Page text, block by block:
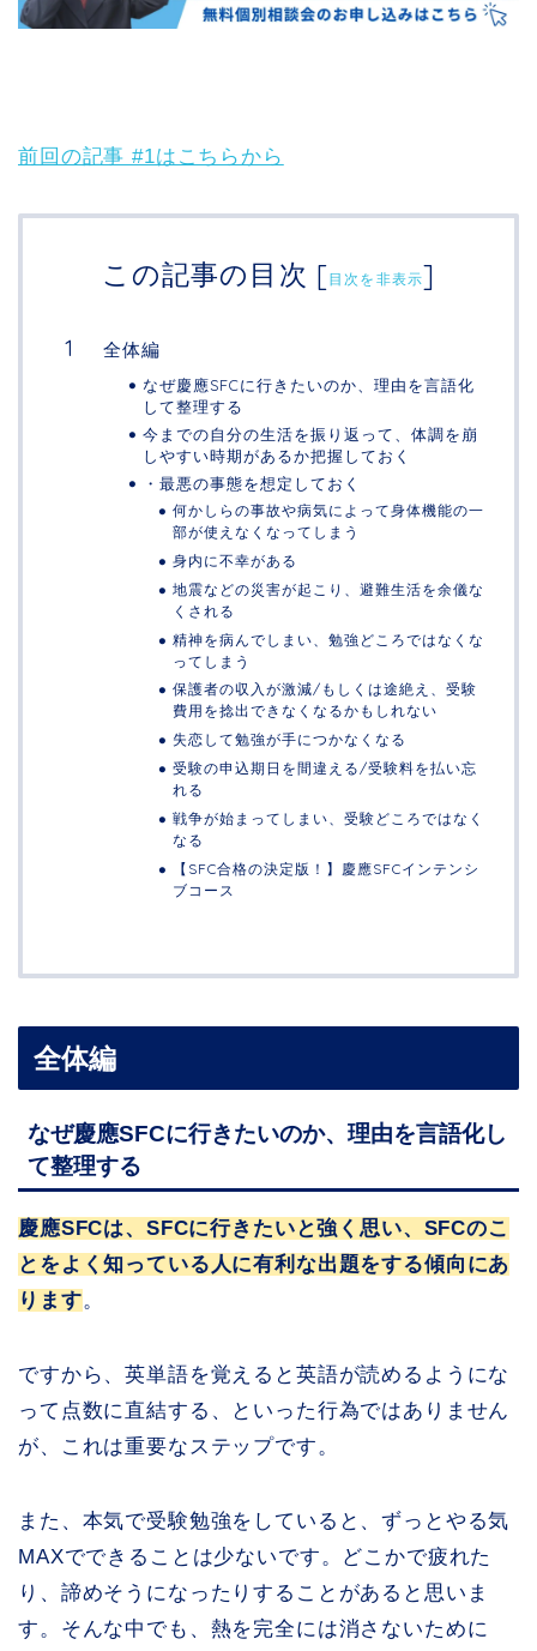
前回の記事 #1はこちらから
この記事の目次 [目次を非表示]
全体編
なぜ慶應SFCに行きたいのか、理由を言語化
して整理する
今までの自分の生活を振り返って、体調を崩
しやすい時期があるか把握しておく
・最悪の事態を想定しておく
何かしらの事故や病気によって身体機能の一
部が使えなくなってしまう
身内に不幸がある
地震などの災害が起こり、避難生活を余儀な
くされる
精神を病んでしまい、勉強どころではなくな
ってしまう
保護者の収入が激減/もしくは途絶え、受験
費用を捻出できなくなるかもしれない
失恋して勉強が手につかなくなる
受験の申込期日を間違える/受験料を払い忘
れる
戦争が始まってしまい、受験どころではなく
なる
【SFC合格の決定版！】慶應SFCインテンシ
ブコース
全体編
なぜ慶應SFCに行きたいのか、理由を言語化し
て整理する
慶應SFCは、SFCに行きたいと強く思い、SFCのこ
とをよく知っている人に有利な出題をする傾向にあ
ります。
ですから、英単語を覚えると英語が読めるようにな
って点数に直結する、といった行為ではありません
が、これは重要なステップです。
また、本気で受験勉強をしていると、ずっとやる気
MAXでできることは少ないです。どこかで疲れた
り、諦めそうになったりすることがあると思いま
す。そんな中でも、熱を完全には消さないために